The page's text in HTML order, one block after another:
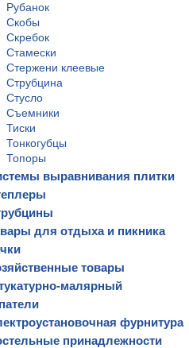
Рубанок
Скобы
Скребок
Стамески
Стержени клеевые
Струбцина
Стусло
Съемники
Тиски
Тонкогубцы
Топоры
выравнивания плитки
для отдыха и пикника
товары
малярный
фурнитура
принадлежности